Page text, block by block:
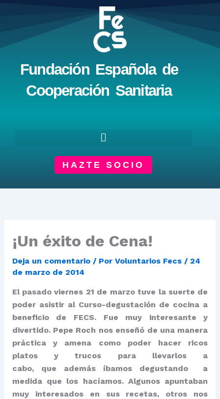
Fundación Española de
Cooperación Sanitaria
HAZTE SOCIO
¡Un éxito de Cena!
Deja un comentario / Por Voluntarios Fecs / 24
de marzo de 2014
El pasado viernes 21 de marzo tuve la suerte de
poder asistir al Curso-degustación de cocina a
beneficio de FECS. Fue muy interesante y
divertido. Pepe Roch nos enseñó de una manera
práctica y amena como poder hacer ricos
platos y trucos para llevarlos a
cabo, que además íbamos degustando a
medida que los hacíamos. Algunos apuntaban
muy interesados en sus recetas, otros nos